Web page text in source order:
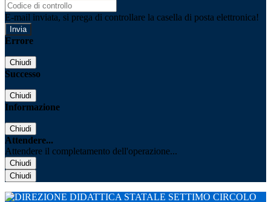
E-mail inviata, si prega di controllare la casella di posta elettronica!
Errore
Chiudi
Successo
Chiudi
Informazione
Chiudi
Attendere...
Attendere il completamento dell'operazione...
Chiudi
Chiudi